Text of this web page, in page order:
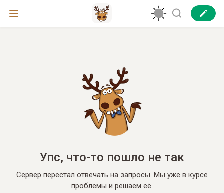
Упс, что-то пошло не так
Сервер перестал отвечать на запросы. Мы уже в курсе
проблемы и решаем её.